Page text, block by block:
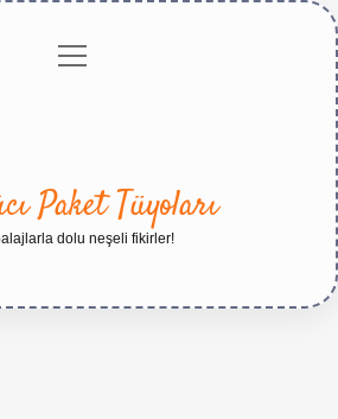
Gizlilikmenüyü
Paket Tüyoları
dolu neşeli fikirler!